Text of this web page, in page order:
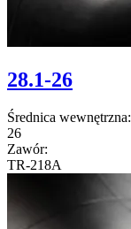
28.1-26
Średnica wewnętrzna:
26
Zawór:
TR-218A